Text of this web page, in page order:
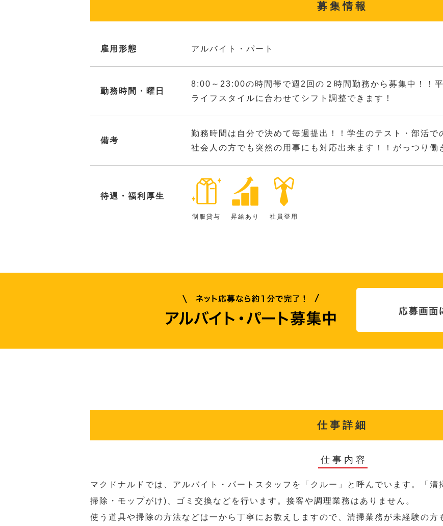
募集情報
雇用形態 アルバイト・パート
勤務時間・曜日
8:00～23:00の時間帯で週2回の２時間勤務から募集中！！
ライフスタイルに合わせてシフト調整できます！
備考
勤務時間は自分で決めて毎週提出！！学生のテスト・部活で
社会人の方でも突然の用事にも対応出来ます！！がっつり働
待遇・福利厚生
制服貸与 昇給あり 社員登用
仕事詳細
仕事内容
マクドナルドでは、アルバイト・パートスタッフを「クルー」と呼んでいます。「清
掃除・モップがけ)、ゴミ交換などを行います。接客や調理業務はありません。
使う道具や掃除の方法などは一から丁寧にお教えしますので、清掃業務が未経験の方